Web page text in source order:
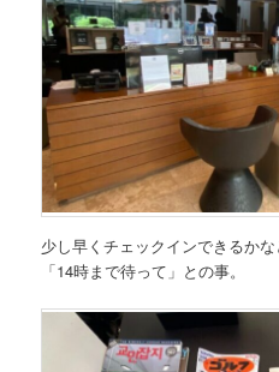
少し早くチェックインできるか
「14時まで待って」との事。